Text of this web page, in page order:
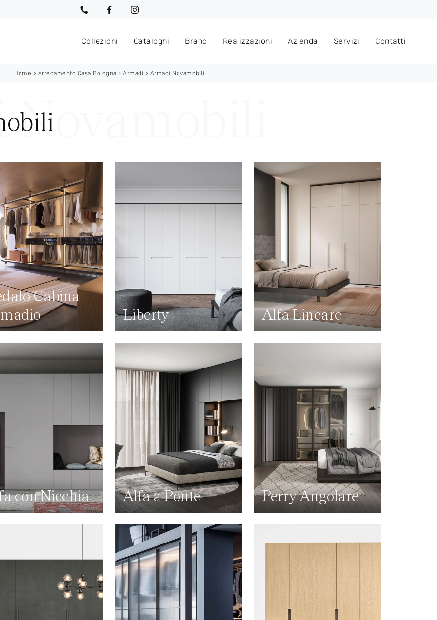
Collezioni Cataloghi Brand Realizzazioni Azienda Servizi Contatti
Home > Arredamento Casa Bologna > Armadi > Armadi Novamobili
Cabina
Liberty Alfa Lineare
con Nicchia Alfa a Ponte Perry Angolare